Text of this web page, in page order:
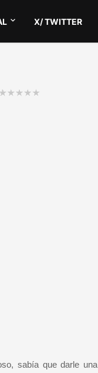
X/ TWITTER
sabía que darle una